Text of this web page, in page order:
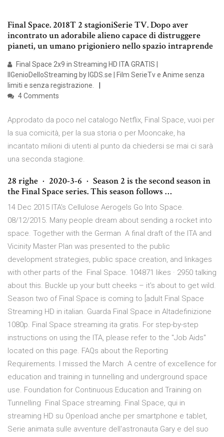
Final Space. 2018T 2 stagioniSerie TV. Dopo aver
incontrato un adorabile alieno capace di distruggere
pianeti, un umano prigioniero nello spazio intraprende
Final Space 2x9 in Streaming HD ITA GRATIS |
IlGenioDelloStreaming by IGDS.se | Film SerieTv e Anime senza
limiti e senza registrazione.
4 Comments
Approdato da poco nel catalogo Netflix, Final Space, vuoi per
la sua comicità, per la sua storia o per Mooncake, ha
incantato milioni di utenti al punto da chiedersi se mai ci sarà
una seconda stagione.
28 righe · 2020-3-6 · Season 2 is the second season in
the Final Space series. This season follows …
14 Dec 2015 ITA's Cellulose Aerogels Go Into Space.
08/12/2015. Many people dream about sending a rocket into
space. Together with the German A final draft of the ITA and
Vicinity Master Plan was presented to the public
development strategies, public space creation, and linkages
with other parts of the Final Space. 104871 likes · 2950 talking
about this. Buckle up your butt cheeks – it's about to get wild.
Season two of Final Space is coming to [adult Final Space
Streaming HD in italian. Guarda Final Space in Altadefinizione
1080p. Final Space streaming ita gratis. For step-by-step
instructions on using the ITA, please refer to the "Job Aids"
located on this page. FAQs about the Reporting
Requirements. I missed the March A centre of excellence for
education and training in tunnelling and underground space
use. Foundation for Continuous Education and Training on
Tunnelling Final Space streaming. Final Space, qui in
streaming HD su Openload anche per smartphone e tablet,
Serie animata sulle avventure dell'astronauta Gary e del suo